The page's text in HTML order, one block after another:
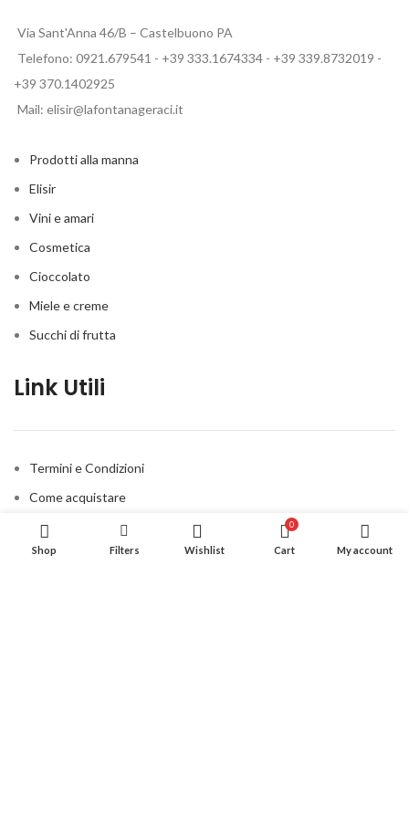
Via Sant'Anna 46/B – Castelbuono PA
Telefono: 0921.679541 - +39 333.1674334 - +39 339.8732019 -
+39 370.1402925
Mail: elisir@lafontanageraci.it
Prodotti alla manna
Elisir
Vini e amari
Cosmetica
Cioccolato
Miele e creme
Succhi di frutta
Link Utili
Termini e Condizioni
Come acquistare
Metodi di pagamento
Spedizioni
Shop Filters Wishlist
0
Cart My account